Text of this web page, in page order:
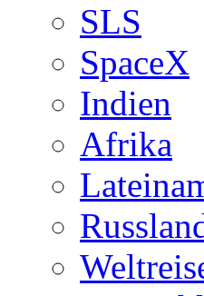
SLS
SpaceX
Indien
Afrika